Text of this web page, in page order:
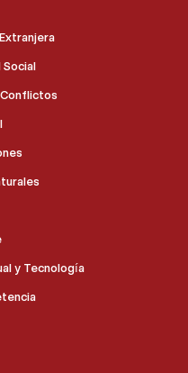
Social
y Tecnología